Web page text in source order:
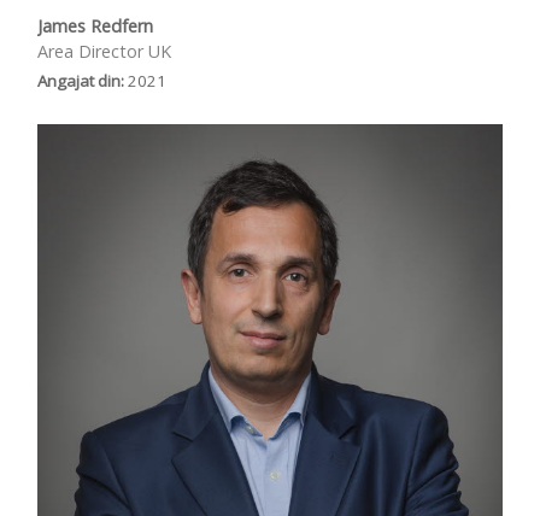
James Redfern
Area Director UK
Angajat din:2021